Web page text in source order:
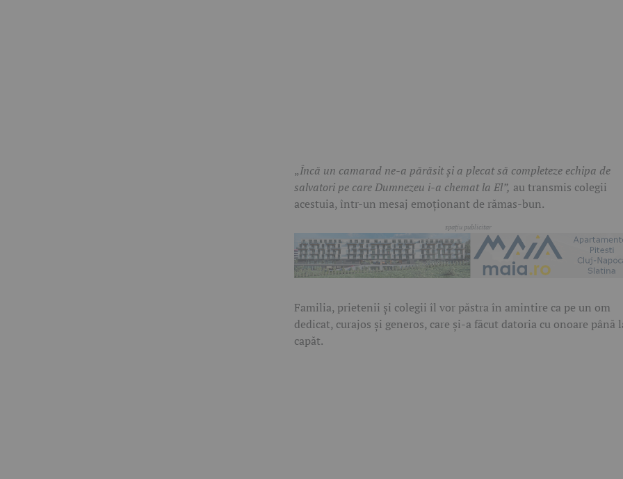
„Încă un camarad ne-a părăsit și a plecat să completeze echipa de
salvatori pe care Dumnezeu i-a chemat la El”, au transmis colegii
acestuia, într-un mesaj emoționant de rămas-bun.
Familia, prietenii și colegii îl vor păstra în amintire ca pe un om
dedicat, curajos și generos, care și-a făcut datoria cu onoare până
capăt.